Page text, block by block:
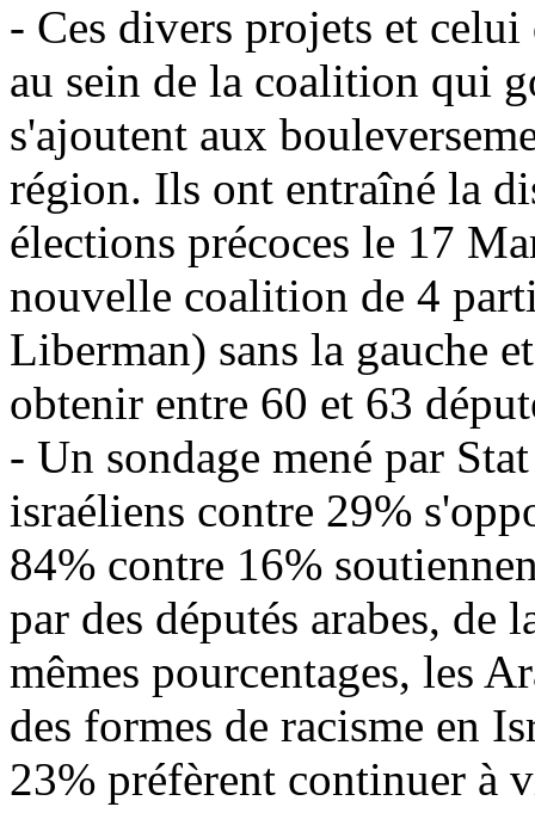
- Ces divers projets et
au sein de la coalition qui
s'ajoutent aux
région. Ils ont entraîné la
élections précoces le 17
nouvelle coalition de 4
Liberman) sans la gauche
obtenir entre 60 et 63
- Un sondage mené par
israéliens contre 29%
84% contre 16%
par des députés arabes, de
mêmes pourcentages, les
des formes de racisme en
23% préfèrent continuer à